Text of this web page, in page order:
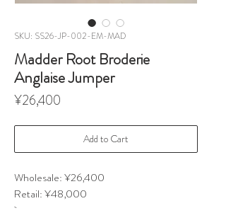
SKU: SS26-JP-002-EM-MAD
Madder Root Broderie
Anglaise Jumper
¥26,400
Add to Cart
Wholesale: ¥26,400
Retail: ¥48,000